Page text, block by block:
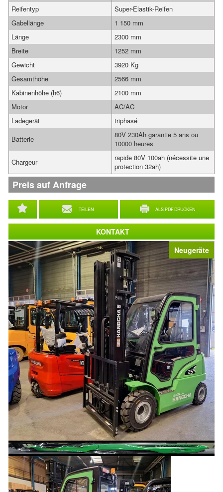
Neugeräte
TEILEN ALS PDF DRUCKEN
Reifentyp
Super-Elastik-Reifen
Gabellänge
1 150 mm
Länge
2300 mm
Breite
1252 mm
Gewicht
3920 Kg
Gesamthöhe
2566 mm
Kabinenhöhe (h6)
2100 mm
Motor
AC/AC
Ladegerät
triphasé
Batterie
80V 230Ah garantie 5 ans ou
10000 heures
Chargeur
rapide 80V 100ah (nécessite une
protection 32ah)
Preis auf Anfrage
KONTAKT